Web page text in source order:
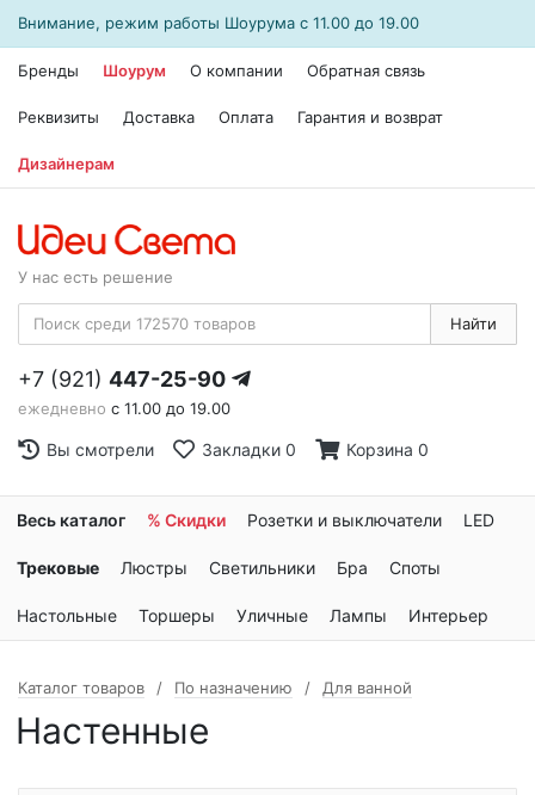
Внимание, режим работы Шоурума с 11.00 до 19.00
Бренды Шоурум О компании Обратная связь
Реквизиты Доставка Оплата Гарантия и возврат
Дизайнерам
У нас есть решение
Найти
+7 (921) 447-25-90
ежедневно с 11.00 до 19.00
Вы смотрели Закладки 0 Корзина 0
Весь каталог % Скидки Розетки и выключатели LED
Трековые Люстры Светильники Бра Споты
Настольные Торшеры Уличные Лампы Интерьер
Каталог товаров По назначению Для ванной
Настенные